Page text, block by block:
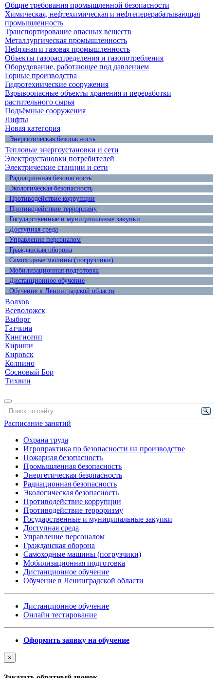
Общие требования промышленной безопасности
Химическая, нефтехимическая и нефтеперерабатывающая
промышленность
Транспортирование опасных веществ
Металлургическая промышленность
Нефтяная и газовая промышленность
Объекты газораспределения и газопотребления
Оборудование, работающее под давлением
Горные производства
Гидротехнические сооружения
Взрывоопасные объекты хранения и переработки
растительного сырья
Подъёмные сооружения
Лифты
Новая категория
· Энергетическая безопасность
Тепловые энергоустановки и сети
Электроустановки потребителей
Электрические станции и сети
· Радиационная безопасность
· Экологическая безопасность
· Противодействие коррупции
· Противодействие терроризму
· Государственные и муниципальные закупки
· Доступная среда
· Управление персоналом
· Гражданская оборона
· Самоходные машины (погрузчики)
· Мобилизационная подготовка
· Дистанционное обучение
· Обучение в Ленинградской области
Волхов
Всеволожск
Выборг
Гатчина
Кингисепп
Кириши
Кировск
Колпино
Сосновый Бор
Тихвин
Расписание занятий
Охрана труда
Игропрактика по безопасности на производстве
Пожарная безопасность
Промышленная безопасность
Энергетическая безопасность
Радиационная безопасность
Экологическая безопасность
Противодействие коррупции
Противодействие терроризму
Государственные и муниципальные закупки
Доступная среда
Управление персоналом
Гражданская оборона
Самоходные машины (погрузчики)
Мобилизационная подготовка
Дистанционное обучение
Обучение в Ленинградской области
Дистанционное обучение
Онлайн тестирование
Оформить заявку на обучение
×